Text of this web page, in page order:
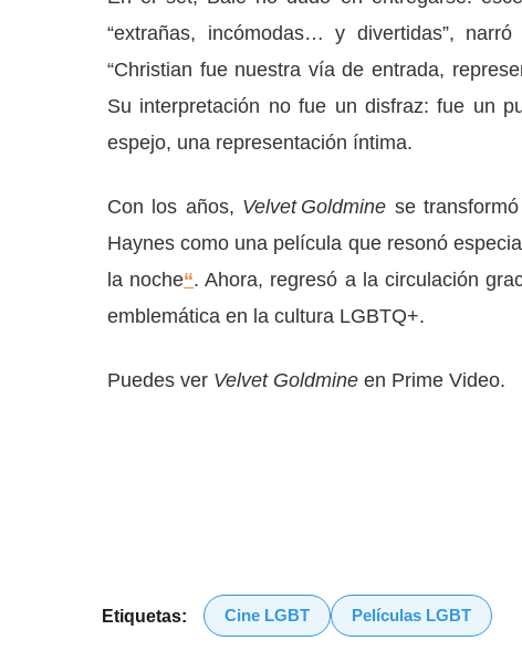
“extrañas, incómodas… y divertidas”,
“Christian fue nuestra vía de entrada,
Su interpretación no fue un disfraz: fue un
espejo, una representación íntima.
Con los años, Velvet Goldmine se
Haynes como una película que resonó
la noche“. Ahora, regresó a la circulación
emblemática en la cultura LGBTQ+.
Puedes ver Velvet Goldmine en Prime Video.
Etiquetas: Cine LGBT Películas LGBT